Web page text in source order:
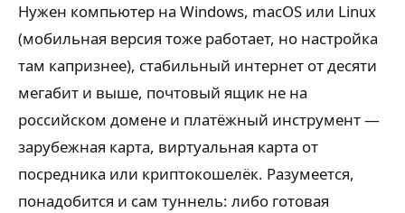
Нужен компьютер на Windows, macOS или Linux
(мобильная версия тоже работает, но настройка
там капризнее), стабильный интернет от десяти
мегабит и выше, почтовый ящик не на
российском домене и платёжный инструмент —
зарубежная карта, виртуальная карта от
посредника или криптокошелёк. Разумеется,
понадобится и сам туннель: либо готовая